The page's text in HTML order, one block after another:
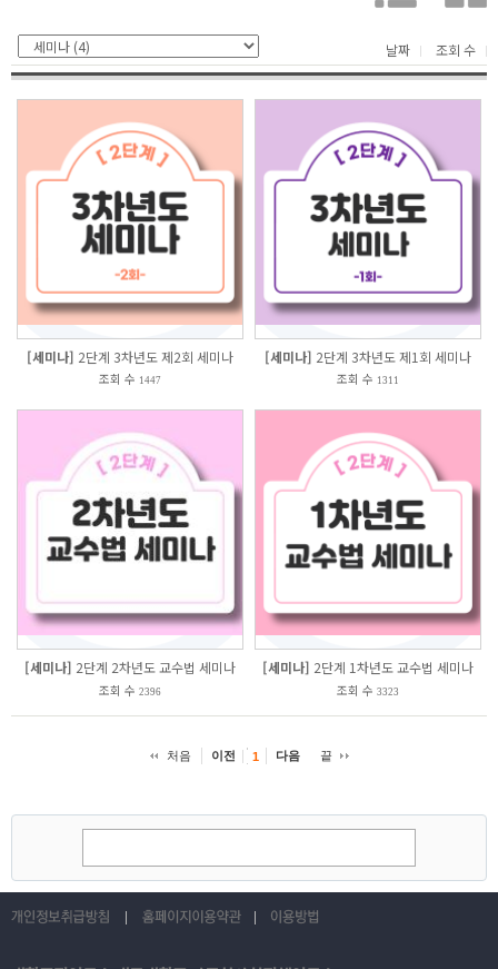
날짜 조회 수
[세미나] 2단계 3차년도 제2회 세미나
조회 수 1447
[세미나] 2단계 3차년도 제1회 세미나
조회 수 1311
[세미나] 2단계 2차년도 교수법 세미나
조회 수 2396
[세미나] 2단계 1차년도 교수법 세미나
조회 수 3323
처음 이전 1 다음 끝